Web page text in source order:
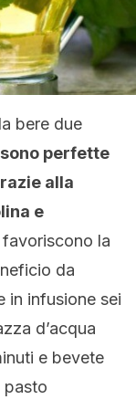
bere due
perfette
alla
e
la
da
in infusione sei
d’acqua
e bevete
pasto